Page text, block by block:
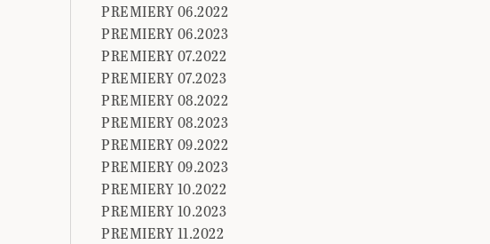
PREMIERY 06.2022
PREMIERY 06.2023
PREMIERY 07.2022
PREMIERY 07.2023
PREMIERY 08.2022
PREMIERY 08.2023
PREMIERY 09.2022
PREMIERY 09.2023
PREMIERY 10.2022
PREMIERY 10.2023
PREMIERY 11.2022